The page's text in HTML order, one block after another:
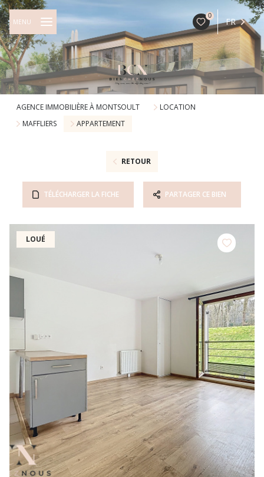
0
FR
MENU
AGENCE IMMOBILIÈRE À MONTSOULT
LOCATION
MAFFLIERS
APPARTEMENT
RETOUR
TÉLÉCHARGER LA FICHE PARTAGER CE BIEN
LOUÉ